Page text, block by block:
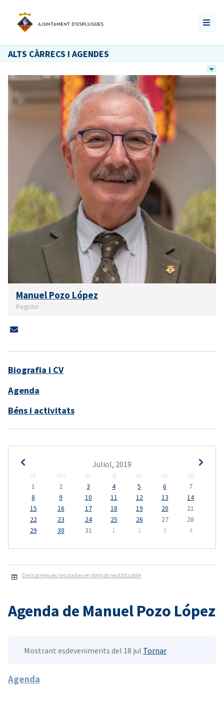
ALTS CÀRRECS I AGENDES
Manuel Pozo López
Regidor
Biografia i CV
Agenda
Béns i activitats
Juliol, 2019
dl dm dc dj dv ds
dg
1
2 3 4 5 6
7
8
9 10 11 12 13
14
15
16 17 18 19 20
21
22
23 24 25 26 27
28
29
30 31 1 2 3 4
Descarregueu les dades en format reutilitzable
Agenda de Manuel Pozo López
Mostrant esdeveniments del 18 jul Tornar
Agenda